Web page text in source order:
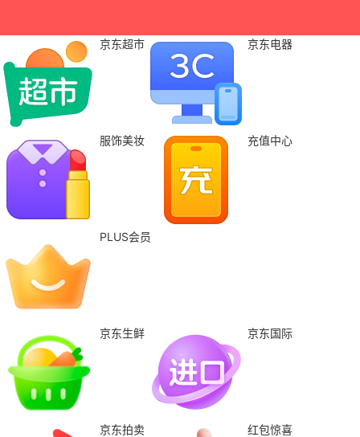
京东超市 京东电器
服饰美妆 充值中心
PLUS会员
京东生鲜 京东国际
京东拍卖 红包惊喜